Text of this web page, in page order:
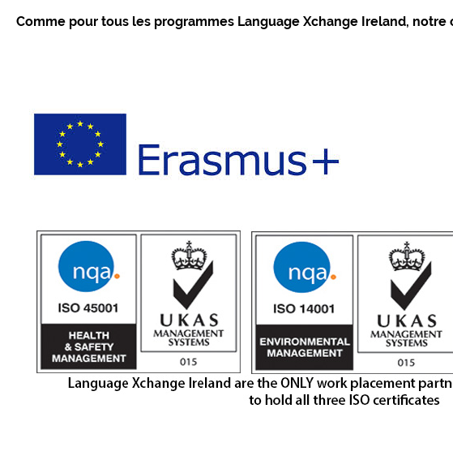
Comme pour tous les programmes Language Xchange Ireland,